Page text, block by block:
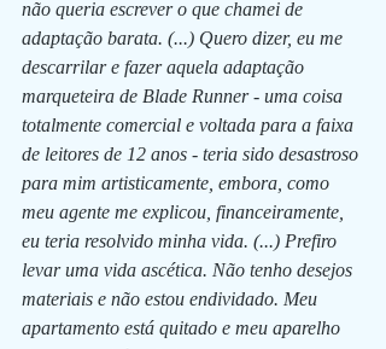
não queria escrever o que chamei de
adaptação barata. (...) Quero dizer, eu me
descarrilar e fazer aquela adaptação
marqueteira de Blade Runner - uma coisa
totalmente comercial e voltada para a faixa
de leitores de 12 anos - teria sido desastroso
para mim artisticamente, embora, como
meu agente me explicou, financeiramente,
eu teria resolvido minha vida. (...) Prefiro
levar uma vida ascética. Não tenho desejos
materiais e não estou endividado. Meu
apartamento está quitado e meu aparelho